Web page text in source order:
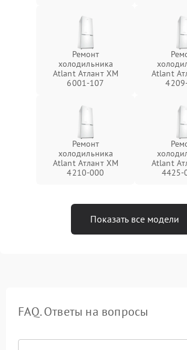
Ремонт
холодильника
Atlant Атлант ХМ
6001-107
Atlant
Ремонт
холодильника
Atlant Атлант ХМ
4210-000
Atlant
4425-
Показать все модели
FAQ. Ответы на вопросы